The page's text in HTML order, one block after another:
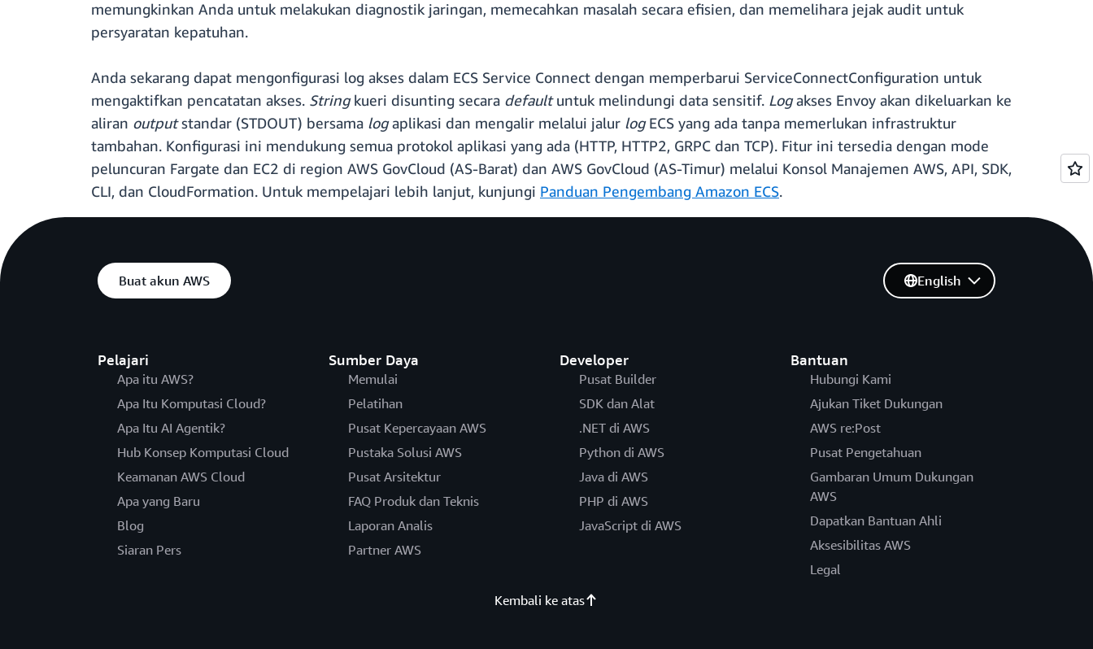
memungkinkan Anda untuk melakukan diagnostik jaringan, memecahkan masalah secara efisien, dan memelihara jejak audit untuk
persyaratan kepatuhan.
Anda sekarang dapat mengonfigurasi log akses dalam ECS Service Connect dengan memperbarui ServiceConnectConfiguration untuk
mengaktifkan pencatatan akses. Stringkueri disunting secara defaultuntuk melindungi data sensitif. Logakses Envoy akan dikeluarkan ke
aliran outputstandar (STDOUT) bersama logaplikasi dan mengalir melalui jalur logECS ​​yang ada tanpa memerlukan infrastruktur
tambahan. Konfigurasi ini mendukung semua protokol aplikasi yang ada (HTTP, HTTP2, GRPC dan TCP). Fitur ini tersedia dengan mode
peluncuran Fargate dan EC2 di region AWS GovCloud (AS-Barat) dan AWS GovCloud (AS-Timur) melalui Konsol Manajemen AWS, API, SDK,
CLI, dan CloudFormation. Untuk mempelajari lebih lanjut, kunjungi Panduan Pengembang Amazon ECS.
Buat akun AWS
Pelajari
Apa itu AWS?
Apa Itu Komputasi Cloud?
Apa Itu AI Agentik?
Hub Konsep Komputasi Cloud
Keamanan AWS Cloud
Apa yang Baru
Blog
Siaran Pers
Sumber Daya
Memulai
Pelatihan
Pusat Kepercayaan AWS
Pustaka Solusi AWS
Pusat Arsitektur
FAQ Produk dan Teknis
Laporan Analis
Partner AWS
Developer
Pusat Builder
SDK dan Alat
.NET di AWS
Python di AWS
Java di AWS
PHP di AWS
JavaScript di AWS
Bantuan
Hubungi Kami
Ajukan Tiket Dukungan
AWS re:Post
Pusat Pengetahuan
Gambaran Umum Dukungan
AWS
Dapatkan Bantuan Ahli
Aksesibilitas AWS
Legal
English
Kembali ke atas